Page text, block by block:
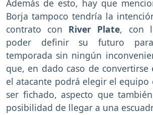
Además de esto, hay que
Borja tampoco tendría la
contrato con River Plate, con
poder definir su futuro
temporada sin ningún
que, en dado caso de
el atacante podrá elegir el equipo
ser fichado, aspecto que
posibilidad de llegar a una